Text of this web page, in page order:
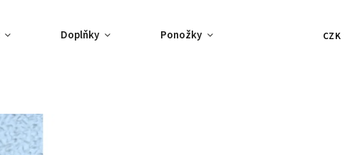
CZK
Doplňky Ponožky